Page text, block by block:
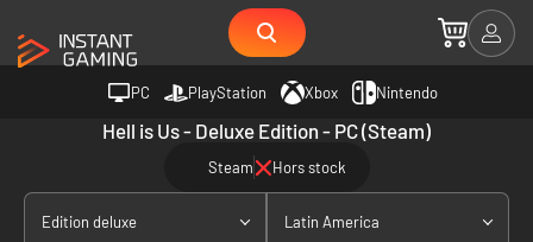
PC PlayStation Xbox Nintendo
Hell is Us - Deluxe Edition - PC (Steam)
Steam Hors stock
Edition deluxe Latin America